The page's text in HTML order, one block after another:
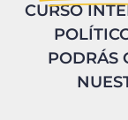
CURSO
PODRÁS